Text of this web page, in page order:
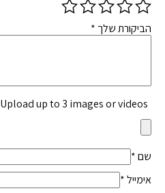
הביקורת שלך *
Upload up to 3 images or videos
שם*
אימייל*